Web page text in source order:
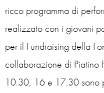
ricco programma di
realizzato con i giovani
per il Fundraising della
collaborazione di
10.30, 16 e 17.30 sono